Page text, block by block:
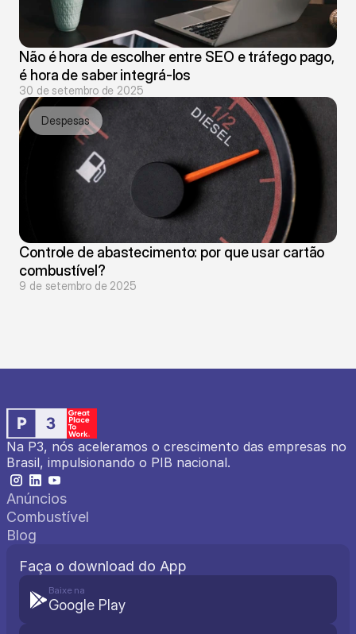
Não é hora de escolher entre SEO e tráfego pago,
é hora de saber integrá-los
30 de setembro de 2025
Despesas
Controle de abastecimento: por que usar cartão
combustível?
9 de setembro de 2025
Na P3, nós aceleramos o crescimento das empresas no
Brasil, impulsionando o PIB nacional.
Anúncios
Combustível
Blog
Faça o download do App
Baixe na
Google Play